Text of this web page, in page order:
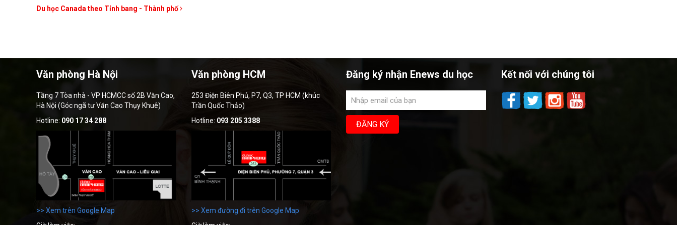
Du học Canada theo Tỉnh bang - Thành phố
Văn phòng Hà Nội
Tầng 7 Tòa nhà - VP HCMCC số 2B Văn Cao,
Hà Nội (Góc ngã tư Văn Cao Thụy Khuê)
Hotline: 090 17 34 288
>> Xem trên Google Map
Văn phòng HCM
253 Điện Biên Phủ, P7, Q3, TP HCM (khúc
Trần Quốc Thảo)
Hotline: 093 205 3388
>> Xem đường đi trên Google Map
Đăng ký nhận Enews du học Kết nối với chúng tôi